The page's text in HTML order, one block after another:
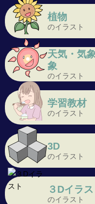
植物
のイラスト
天気・気
象
のイラスト
学習教材
のイラスト
3D
のイラスト
３Dイラス
のイラスト